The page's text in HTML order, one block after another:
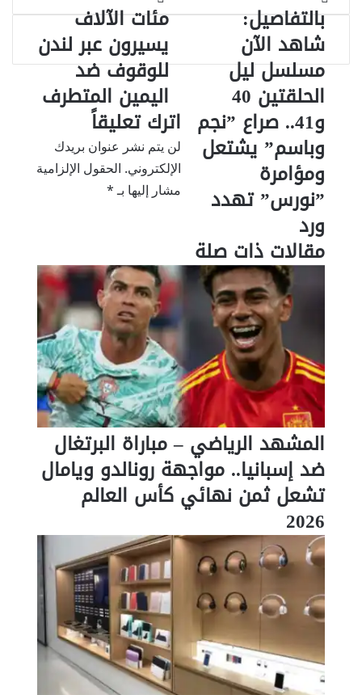
شاهد
الآن
مسلسل
ليل
الحلقتين
40
و41..
صراع
”نجم
وباسم”
يشتعل
ومؤامرة
”نورس”
تهدد
ورد
بالتفاصيل:
شاهد الآن
مسلسل ليل
الحلقتين 40
و41.. صراع ”نجم
وباسم” يشتعل
ومؤامرة
”نورس” تهدد
ورد
الآلاف
يسيرون
عبر
لندن
للوقوف
ضد
اليمين
المتطرف
مئات الآلاف
يسيرون عبر لندن
للوقوف ضد
اليمين المتطرف
مقالات ذات صلة
المشهد الرياضي – مباراة البرتغال
ضد إسبانيا.. مواجهة رونالدو ويامال
تشعل ثمن نهائي كأس العالم
2026
اترك تعليقاً
لن يتم نشر عنوان بريدك
الإلكتروني. الحقول الإلزامية
مشار إليها بـ*